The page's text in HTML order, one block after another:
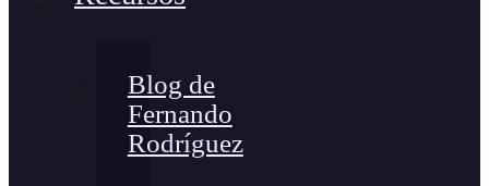
Blog de
Fernando
Rodríguez